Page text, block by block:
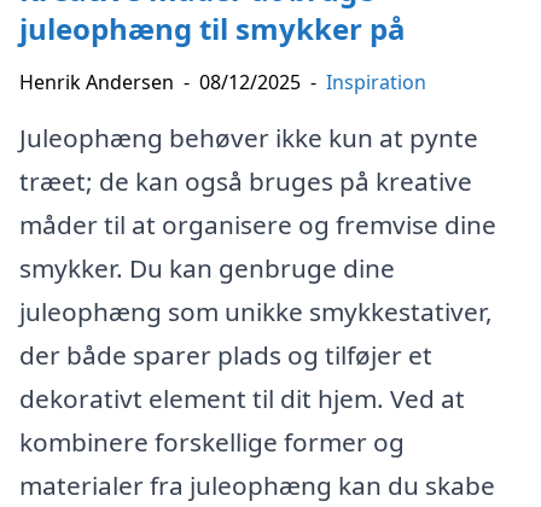
juleophæng til smykker på
Henrik Andersen - 08/12/2025 - Inspiration
Juleophæng behøver ikke kun at pynte
træet; de kan også bruges på kreative
måder til at organisere og fremvise dine
smykker. Du kan genbruge dine
juleophæng som unikke smykkestativer,
der både sparer plads og tilføjer et
dekorativt element til dit hjem. Ved at
kombinere forskellige former og
materialer fra juleophæng kan du skabe